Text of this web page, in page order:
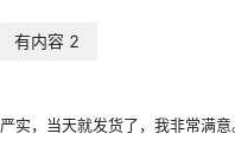
有内容 2
实，当天就发货了，我非常满意